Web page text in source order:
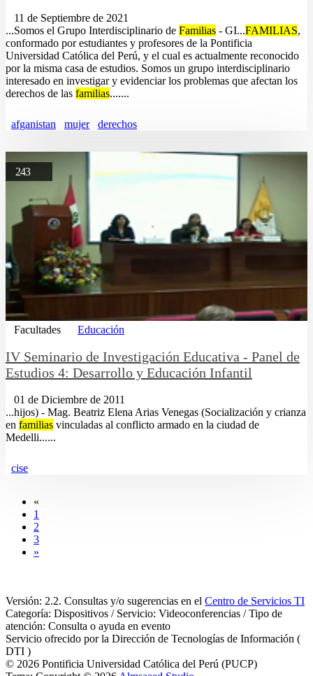
11 de Septiembre de 2021
...Somos el Grupo Interdisciplinario de Familias - GI...FAMILIAS,
conformado por estudiantes y profesores de la Pontificia
Universidad Católica del Perú, y el cual es actualmente reconocido
por la misma casa de estudios. Somos un grupo interdisciplinario
interesado en investigar y evidenciar los problemas que afectan los
derechos de las familias.......
afganistan mujer derechos
243
Facultades Educación
IV Seminario de Investigación Educativa - Panel de
Estudios 4: Desarrollo y Educación Infantil
01 de Diciembre de 2011
...hijos) - Mag. Beatriz Elena Arias Venegas (Socialización y crianza
en familias vinculadas al conflicto armado en la ciudad de
Medelli......
cise
«
1
2
3
»
Versión: 2.2. Consultas y/o sugerencias en el Centro de Servicios TI
Categoría: Dispositivos / Servicio: Videoconferencias / Tipo de
atención: Consulta o ayuda en evento
Servicio ofrecido por la Dirección de Tecnologías de Información (
DTI )
© 2026 Pontificia Universidad Católica del Perú (PUCP)